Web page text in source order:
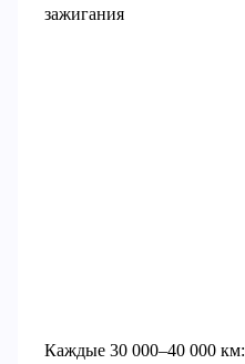
зажигания
Каждые 30 000–40 000 км: